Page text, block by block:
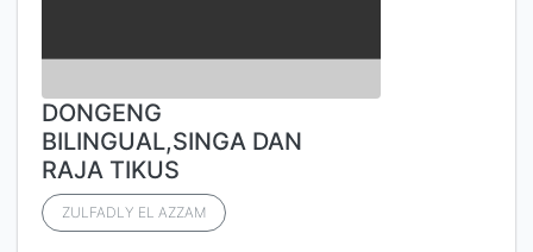
DONGENG
BILINGUAL,SINGA DAN
RAJA TIKUS
ZULFADLY EL AZZAM